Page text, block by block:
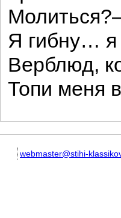
Я гибну… я
Верблюд,
Топи меня
webmaster@stihi-